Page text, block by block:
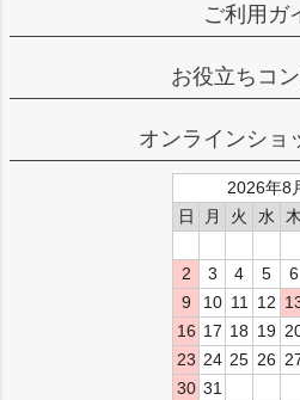
ご利用ガ
お役立ちコ
オンラインショ
2026年8
日
月 火 水 木
2
3 4 5 6
9
10 11 12
16 17 18 19
23 24 25 26
30 31